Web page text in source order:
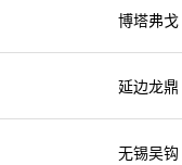
博塔弗戈
延边龙鼎
无锡吴钩